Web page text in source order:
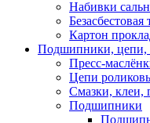
Набивки
Картон
Подшипники, цепи,
Пресс-
Цепи
Смазки, клеи,
Подшипники